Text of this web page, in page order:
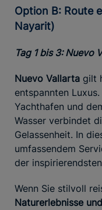
Option B: Route entlang des Pazifiks (Riviera
Nayarit)
Tag 1 bis 3: Nuevo
Nuevo Vallarta gilt
entspannten
Yachthafen und
Wasser verbindet
Gelassenheit. In
umfassendem
der inspirierendsten
Wenn Sie stilvoll
Naturerlebnisse